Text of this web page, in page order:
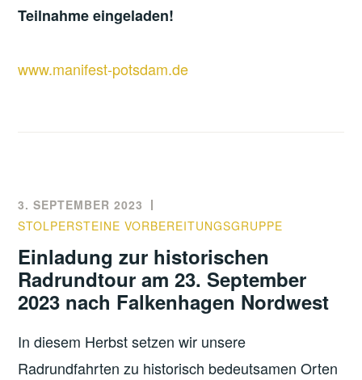
Teilnahme eingeladen!
www.manifest-potsdam.de
3. SEPTEMBER 2023
STOLPERSTEINE VORBEREITUNGSGRUPPE
Einladung zur historischen
Radrundtour am 23. September
2023 nach Falkenhagen Nordwest
In diesem Herbst setzen wir unsere
Radrundfahrten zu historisch bedeutsamen Orten